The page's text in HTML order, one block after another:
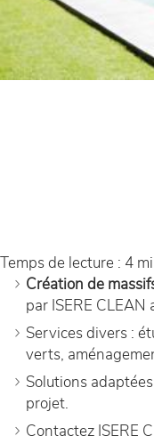
Temps de lecture : 4
Création de
par ISERE
Services divers :
verts,
Solutions
projet.
Contactez ISERE